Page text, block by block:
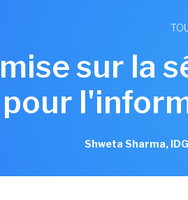
sur la
pour
Shweta Sharma,